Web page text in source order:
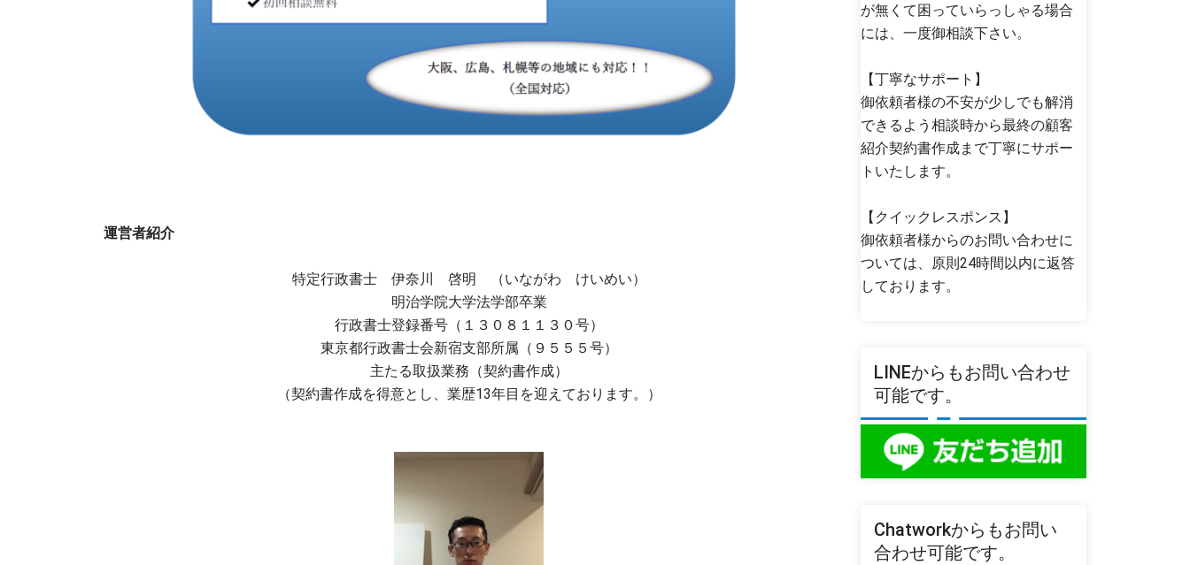
運営者紹介
特定行政書士 伊奈川 啓明 （いながわ けいめい）
明治学院大学法学部卒業
行政書士登録番号（１３０８１１３０号）
東京都行政書士会新宿支部所属（９５５５号）
主たる取扱業務（契約書作成）
（契約書作成を得意とし、業歴13年目を迎えております。）
が無くて困っていらっしゃる場合
には、一度御相談下さい。
【丁寧なサポート】
御依頼者様の不安が少しでも解消
できるよう相談時から最終の顧客
紹介契約書作成まで丁寧にサポー
トいたします。
【クイックレスポンス】
御依頼者様からのお問い合わせに
ついては、原則24時間以内に返答
しております。
LINEからもお問い合わせ
可能です。
Chatworkからもお問い
合わせ可能です。